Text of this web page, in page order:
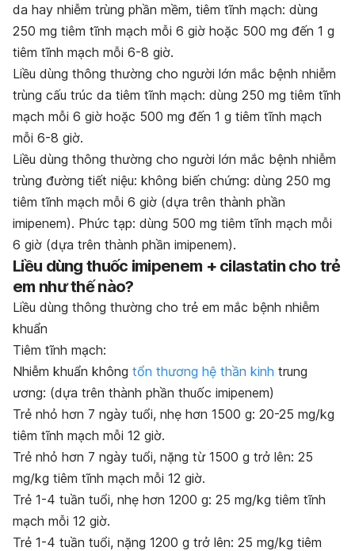
da hay nhiễm trùng phần mềm, tiêm tĩnh mạch: dùng
250 mg tiêm tĩnh mạch mỗi 6 giờ hoặc 500 mg đến 1 g
tiêm tĩnh mạch mỗi 6-8 giờ.
Liều dùng thông thường cho người lớn mắc bệnh nhiễm
trùng cấu trúc da tiêm tĩnh mạch: dùng 250 mg tiêm tĩnh
mạch mỗi 6 giờ hoặc 500 mg đến 1 g tiêm tĩnh mạch
mỗi 6-8 giờ.
Liều dùng thông thường cho người lớn mắc bệnh nhiễm
trùng đường tiết niệu: không biến chứng: dùng 250 mg
tiêm tĩnh mạch mỗi 6 giờ (dựa trên thành phần
imipenem). Phức tạp: dùng 500 mg tiêm tĩnh mạch mỗi
6 giờ (dựa trên thành phần imipenem).
Liều dùng thuốc imipenem + cilastatin cho trẻ
em như thế nào?
Liều dùng thông thường cho trẻ em mắc bệnh nhiễm
khuẩn
Tiêm tĩnh mạch:
Nhiễm khuẩn không tổn thương hệ thần kinh trung
ương: (dựa trên thành phần thuốc imipenem)
Trẻ nhỏ hơn 7 ngày tuổi, nhẹ hơn 1500 g: 20-25 mg/kg
tiêm tĩnh mạch mỗi 12 giờ.
Trẻ nhỏ hơn 7 ngày tuổi, nặng từ 1500 g trở lên: 25
mg/kg tiêm tĩnh mạch mỗi 12 giờ.
Trẻ 1-4 tuần tuổi, nhẹ hơn 1200 g: 25 mg/kg tiêm tĩnh
mạch mỗi 12 giờ.
Trẻ 1-4 tuần tuổi, nặng 1200 g trở lên: 25 mg/kg tiêm